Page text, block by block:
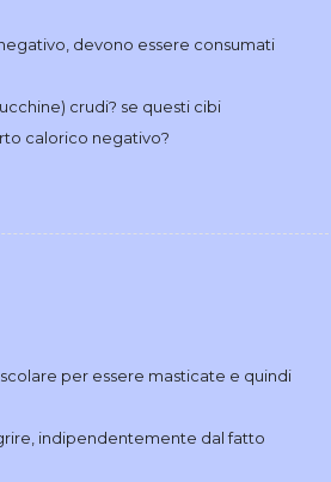
devono essere consumati
crudi? se questi cibi
calorico negativo?
per essere masticate e quindi
indipendentemente dal fatto